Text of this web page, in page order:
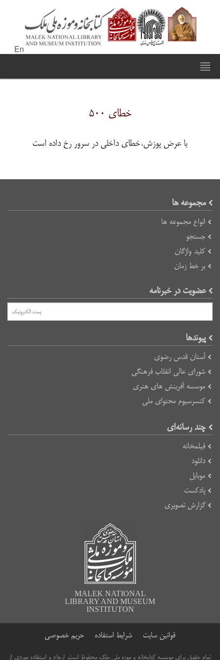
En
خطای ۵۰۰
با عرض پوزش،خطای داخلی در سرور رخ داده است
مجموعه ها
انواع مجموعه ها
جستجو
کلید واژگان
بر خط زمان
عضویت در خبرنامه
پیوند‌ها
آستان قدس رضوی
شورای عالی انقلاب فرهنگی
موسسه آفرینش های هنری
کنسرسیوم محتوای ملی
چند رسانه‌ای
فیلمخانه
دانلود
موبایل
پادکست
گزارش تصویری
MALEK NATIONAL
LIBRARY AND MUSEUM
INSTITUTON
قوانین سایت شرایط استفاده حریم خصوصی
تمام حقوق برای موسسه کتابخانه و موزه ملی ملک محفوظ است. ارجاع و استفاده موردی از